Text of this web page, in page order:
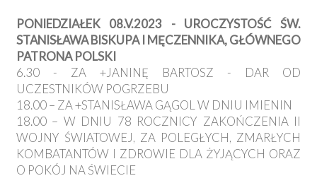
PONIEDZIAŁEK 08.V.2023 - UROCZYSTOŚĆ ŚW.
STANISŁAWA BISKUPA I MĘCZENNIKA, GŁÓWNEGO
PATRONA POLSKI
6.30 - ZA +JANINĘ BARTOSZ - DAR OD
UCZESTNIKÓW POGRZEBU
18.00 – ZA +STANISŁAWA GĄGOL W DNIU IMIENIN
18.00 – W DNIU 78 ROCZNICY ZAKOŃCZENIA II
WOJNY ŚWIATOWEJ, ZA POLEGŁYCH, ZMARŁYCH
KOMBATANTÓW I ZDROWIE DLA ŻYJĄCYCH ORAZ
O POKÓJ NA ŚWIECIE